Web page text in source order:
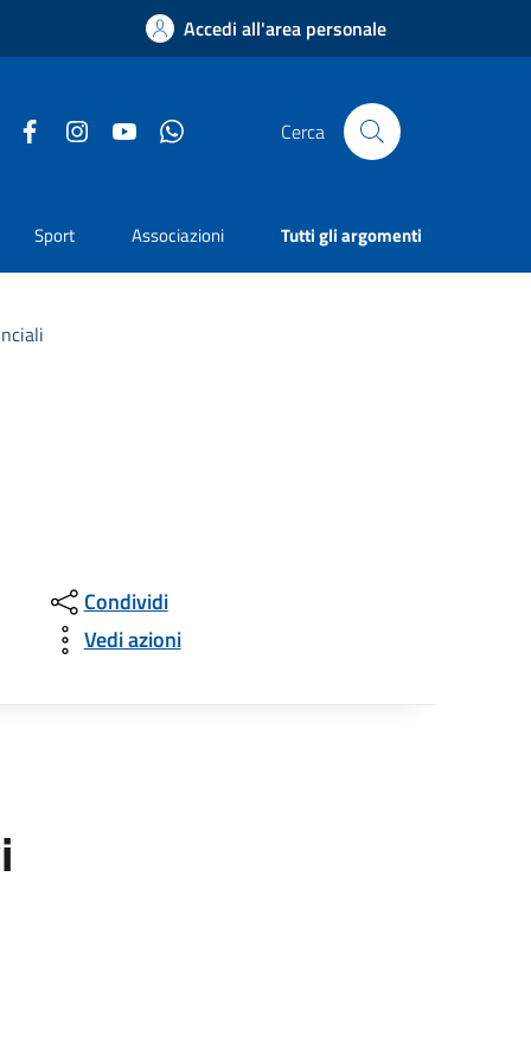
Accedi all'area personale
Facebook InstagramYouTube Cerca
Sport Associazioni Tutti gli argomenti
Condividi
Vedi azioni